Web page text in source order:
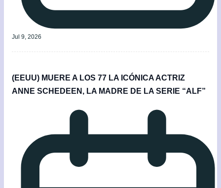
Jul 9, 2026
(EEUU) MUERE A LOS 77 LA ICÓNICA ACTRIZ
ANNE SCHEDEEN, LA MADRE DE LA SERIE “ALF”